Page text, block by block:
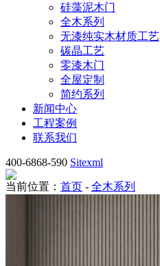
硅藻泥木门
全木系列
无漆纯实木材质工艺
碳晶工艺
零漆木门
全屋定制
简约系列
新闻中心
工程案例
联系我们
400-6868-590 Sitexml
当前位置： 首页 - 全木系列